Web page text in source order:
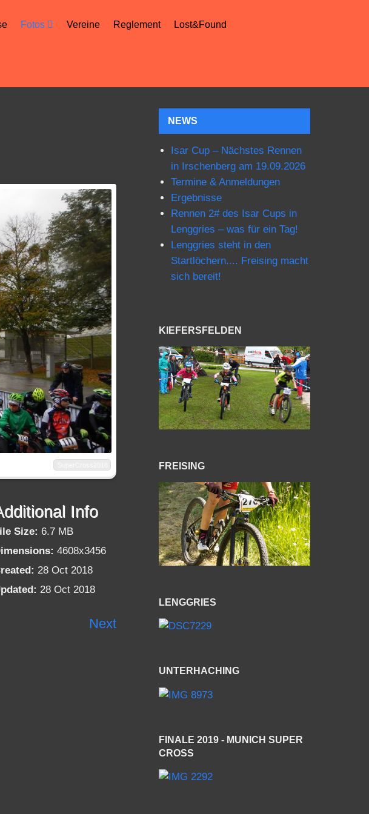
Fotos Vereine Reglement Lost&Found
Info
Size: 6.7 MB
4608x3456
28 Oct 2018
28 Oct 2018
Next
NEWS
Isar Cup – Nächstes Rennen
in Irschenberg am 19.09.2026
Termine & Anmeldungen
Ergebnisse
Rennen 2# des Isar Cups in
Lenggries – was für ein Tag!
Lenggries steht in den
Startlöchern.... Freising macht
sich bereit!
KIEFERSFELDEN
FREISING
LENGGRIES
UNTERHACHING
FINALE 2019 - MUNICH SUPER
CROSS